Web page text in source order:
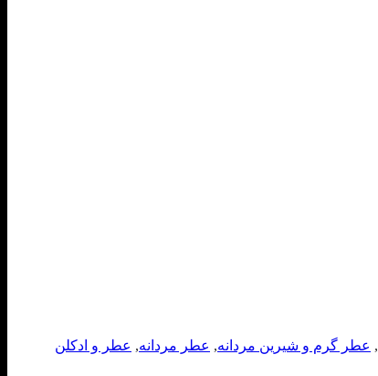
, عطر گرم و شیرین مردانه, عطر مردانه, عطر و ادکلن